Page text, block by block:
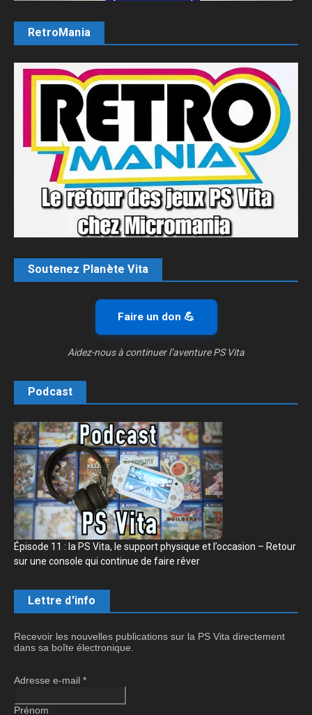
RetroMania
Soutenez Planète Vita
Faire un don 💪
Aidez-nous à continuer l’aventure PS Vita
Podcast
Épisode 11 : la PS Vita, le support physique et l’occasion – Retour
sur une console qui continue de faire rêver
Lettre d'info
Recevoir les nouvelles publications sur la PS Vita directement
dans sa boîte électronique.
Adresse e-mail *
Prénom